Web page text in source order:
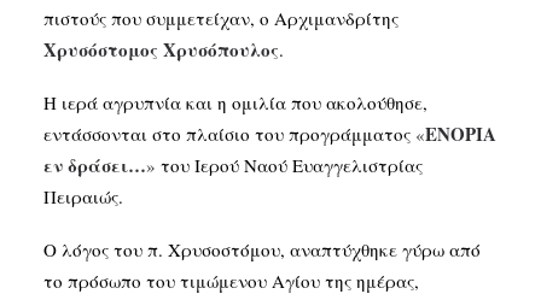
πιστούς που συμμετείχαν, ο Αρχιμανδρίτης
Χρυσόστομος Χρυσόπουλος.
Η ιερά αγρυπνία και η ομιλία που ακολούθησε,
εντάσσονται στο πλαίσιο του προγράμματος «ΕΝΟΡΙΑ
εν δράσει…» του Ιερού Ναού Ευαγγελιστρίας
Πειραιώς.
Ο λόγος του π. Χρυσοστόμου, αναπτύχθηκε γύρω από
το πρόσωπο του τιμώμενου Αγίου της ημέρας,